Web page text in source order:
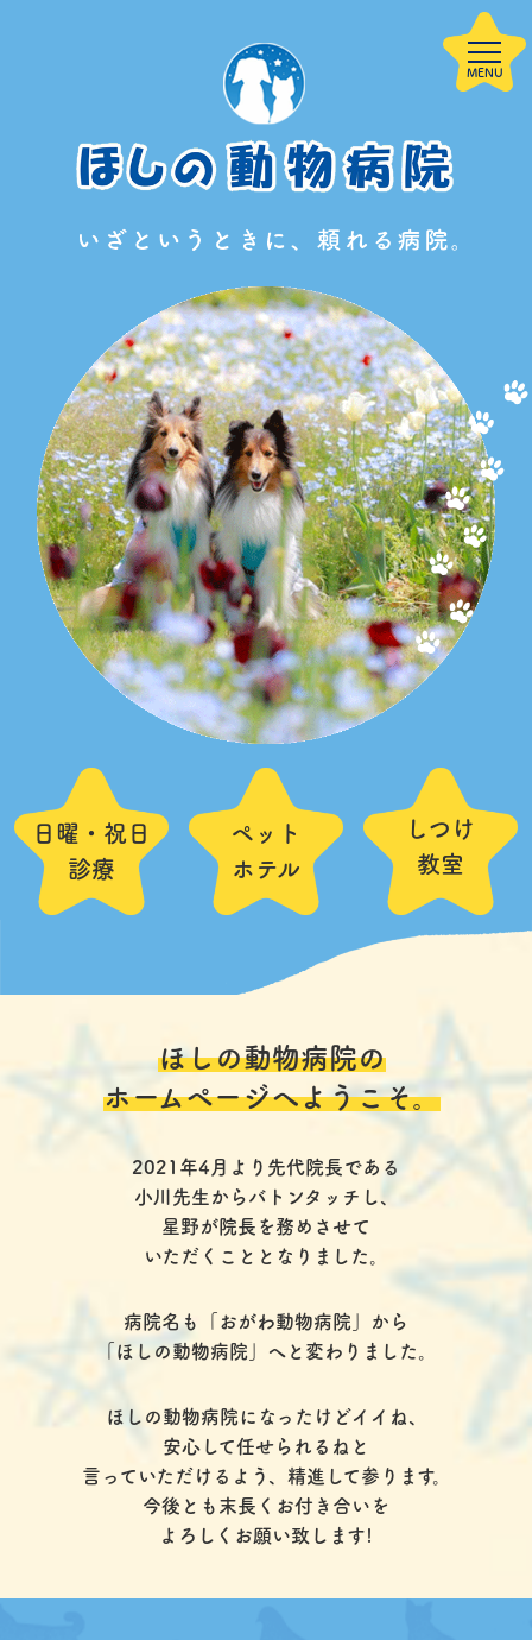
診療案内 サービス案内
子犬を迎えた方
へ
スタッフ紹介 アクセス よくある質問
採用情報 ご予約
〒456-0012 名古屋市熱田区沢上2丁目5-27
052-671-8543
日曜・祝日
診療
ペット
ホテル
しつけ
教室
ほしの動物病院の
ホームページへようこそ。
2021年4月より先代院長である
小川先生からバトンタッチし、
星野が院長を務めさせて
いただくこととなりました。
病院名も「おがわ動物病院」から
「ほしの動物病院」へと変わりました。
ほしの動物病院になったけどイイね、
安心して任せられるねと
言っていただけるよう、精進して参ります。
今後とも末長くお付き合いを
よろしくお願い致します!